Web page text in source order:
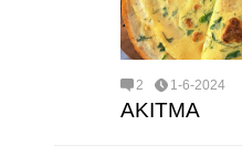
2 1-6-2024
AKITMA